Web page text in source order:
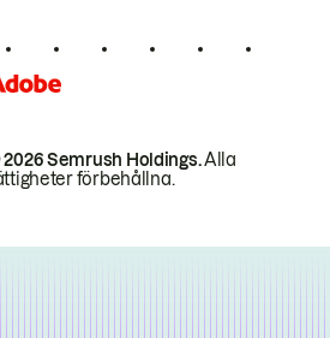
Semrush Holdings.Alla
förbehållna.